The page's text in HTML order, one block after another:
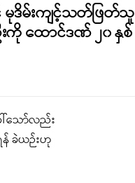
မုဒိမ်းကျင့်သတ်ဖြတ်သူ
ထောင်ဒဏ် ၂၀ နှစ်
သော်လည်း
ခဲယဉ်းဟု